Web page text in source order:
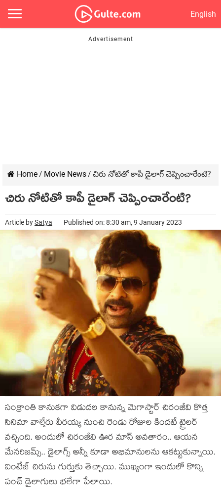
English
Home/ Movie News/ చిరు నోటితో కాపీ డైలాగ్ చెప్పించారేంటి?
చిరు నోటితో కాపీ డైలాగ్ చెప్పించారేంటి?
Article bySatya Published on: 8:30 am, 9 January 2023
సంక్రాంతి కానుక‌గా విడుద‌ల కానున్న మెగాస్టార్ చిరంజీవి కొత్త
సినిమా వాల్తేరు వీర‌య్య నుంచి రెండు రోజుల కింద‌టే ట్రైల‌ర్
వ‌చ్చింది. అందులో చిరంజీవి ఊర మాస్ అవ‌తారం.. ఆయ‌న
మేన‌రిజ‌మ్స్‌.. డైలాగ్స్ అన్నీ కూడా అభిమానుల‌ను ఆక‌ట్టుకున్నాయి.
వింటేజ్ చిరును గుర్తుకు తెచ్చాయి. ముఖ్యంగా ఇందులో కొన్ని
పంచ్ డైలాగులు భ‌లేగా పేలాయి.